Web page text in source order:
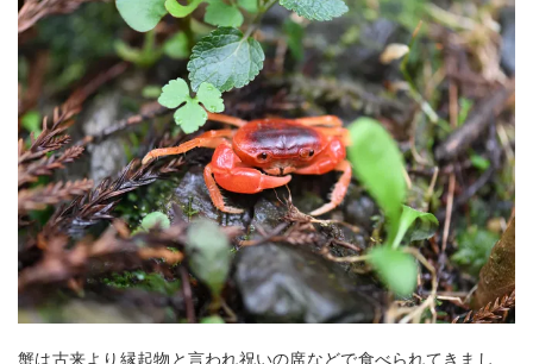
蟹は古来より縁起物と言われ祝いの席などで食べられてきまし